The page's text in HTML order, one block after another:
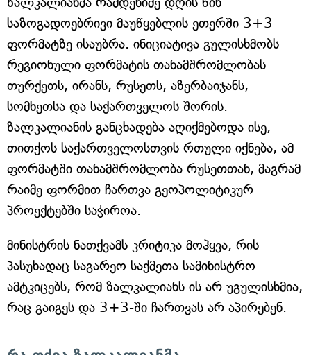
საზოგადოებრივი მაუწყებლის ეთერში 3+3
ფორმატზე ისაუბრა. ინიციატივა გულისხმობს
რეგიონული ფორმატის თანამშრომლობას
თურქეთს, ირანს, რუსეთს, აზერბაიჯანს,
სომხეთსა და საქართველოს შორის.
ზალკალიანის განცხადება აღიქმებოდა ისე,
თითქოს საქართველოსთვის რთული იქნება, ამ
ფორმატში თანამშრომლობა რუსეთთან, მაგრამ
რაიმე ფორმით ჩართვა გეოპოლიტიკურ
პროექტებში საჭიროა.
მინისტრის ნათქვამს კრიტიკა მოჰყვა, რის
პასუხადაც საგარეო საქმეთა სამინისტრო
ამტკიცებს, რომ ზალკალიანს ის არ უგულისხმია,
რაც გაიგეს და 3+3-ში ჩართვას არ აპირებენ.